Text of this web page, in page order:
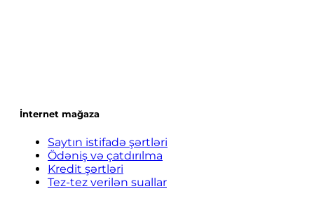
İnternet mağaza
Saytın istifadə şərtləri
Ödəniş və çatdırılma
Kredit şərtləri
Tez-tez verilən suallar